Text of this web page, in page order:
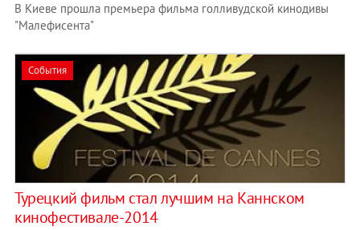
В Киеве прошла премьера фильма голливудской кинодивы
"Малефисента"
События
Турецкий фильм стал лучшим на Каннском
кинофестивале-2014